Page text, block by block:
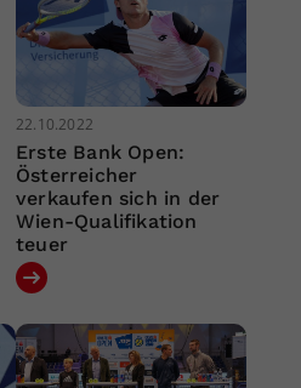
22.10.2022
Erste Bank Open:
Österreicher
verkaufen sich in der
Wien-Qualifikation
teuer